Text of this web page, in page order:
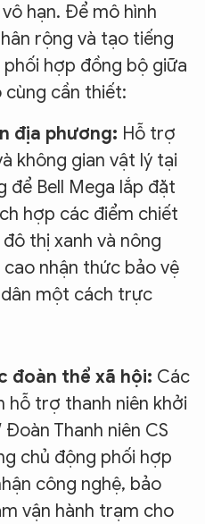
hạn. Để mô hình
rộng và tạo tiếng
hợp đồng bộ giữa
cùng cần thiết:
địa phương: Hỗ trợ
không gian vật lý tại
để Bell Mega lắp đặt
hợp các điểm chiết
thị xanh và nông
nhận thức bảo vệ
một cách trực
đoàn thể xã hội: Các
hỗ trợ thanh niên khởi
Đoàn Thanh niên CS
chủ động phối hợp
công nghệ, bảo
vận hành trạm cho